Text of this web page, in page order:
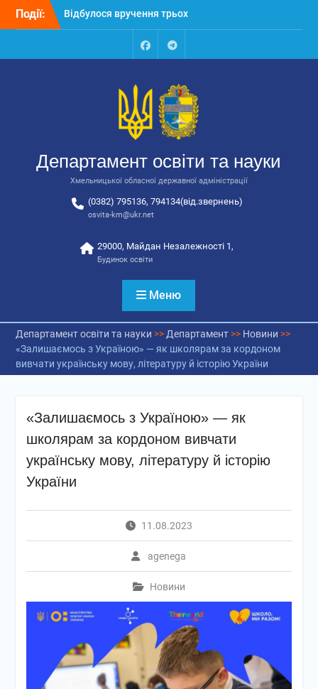
Перейти
Події:
Відбулося вручення трьох
освіти та науки обласної
державної адміністрації
Відбулась обласна
національно-патріотичне
виховання
FacebookTalegram
Департамент освіти та науки
Хмельницької обласної державної адміністрації
(0382) 795136, 794134(від.звернень)
osvita-km@ukr.net
29000, Майдан Незалежності 1,
Будинок освіти
Меню
Департамент освіти та науки >> Департамент>> Новини >>
«Залишаємось з Україною» — як школярам за кордоном
вивчати українську мову, літературу й історію України
«Залишаємось з Україною» — як
школярам за кордоном вивчати
українську мову, літературу й історію
України
11.08.2023
agenega
Новини